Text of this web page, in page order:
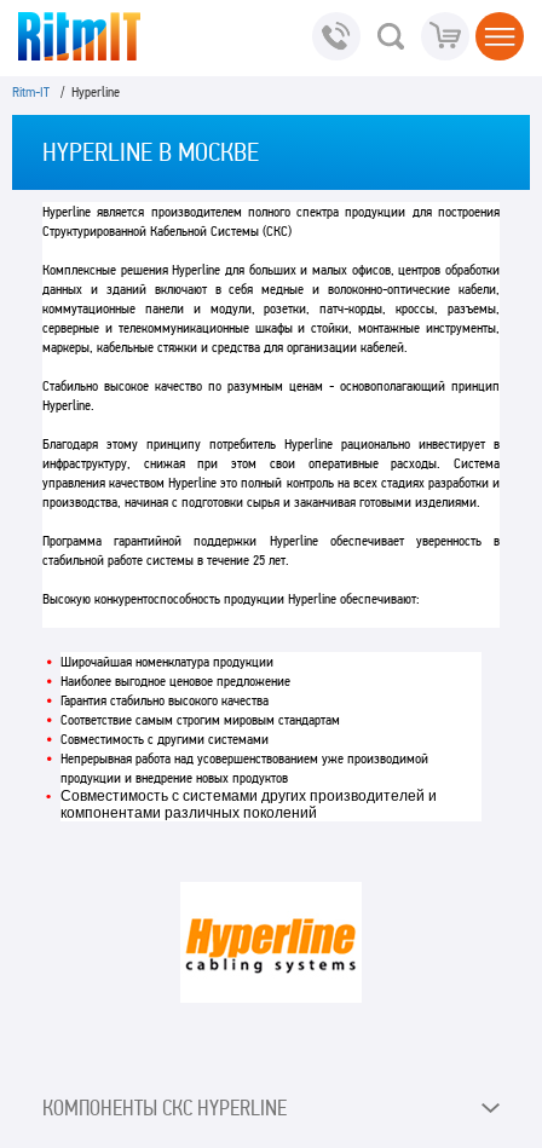
Ritm-IT / Hyperline
HYPERLINE В МОСКВЕ
Hyperline является производителем полного спектра продукции для построения
Структурированной Кабельной Системы (СКС)
Комплексные решения Hyperline для больших и малых офисов, центров обработки
данных и зданий включают в себя медные и волоконно-оптические кабели,
коммутационные панели и модули, розетки, патч-корды, кроссы, разъемы,
серверные и телекоммуникационные шкафы и стойки, монтажные инструменты,
маркеры, кабельные стяжки и средства для организации кабелей.
Стабильно высокое качество по разумным ценам - основополагающий принцип
Hyperline.
Благодаря этому принципу потребитель Hyperline рационально инвестирует в
инфраструктуру, снижая при этом свои оперативные расходы. Система
управления качеством Hyperline это полный контроль на всех стадиях разработки и
производства, начиная с подготовки сырья и заканчивая готовыми изделиями.
Программа гарантийной поддержки Hyperline обеспечивает уверенность в
стабильной работе системы в течение 25 лет.
Высокую конкурентоспособность продукции Hyperline обеспечивают:
Широчайшая номенклатура продукции
Наиболее выгодное ценовое предложение
Гарантия стабильно высокого качества
Соответствие самым строгим мировым стандартам
Совместимость с другими системами
Непрерывная работа над усовершенствованием уже производимой
продукции и внедрение новых продуктов
Совместимость с системами других производителей и
компонентами различных поколений
КОМПОНЕНТЫ СКС HYPERLINE